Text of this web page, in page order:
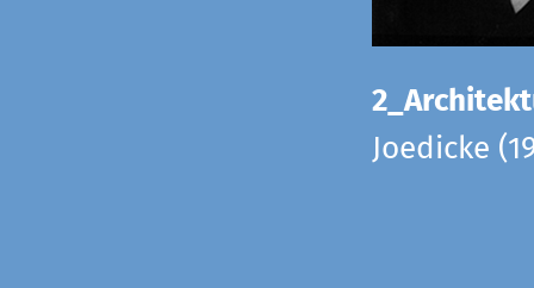
Joedicke